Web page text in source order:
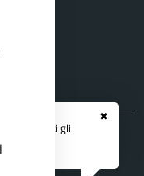
✖
e ricevi tutti gli